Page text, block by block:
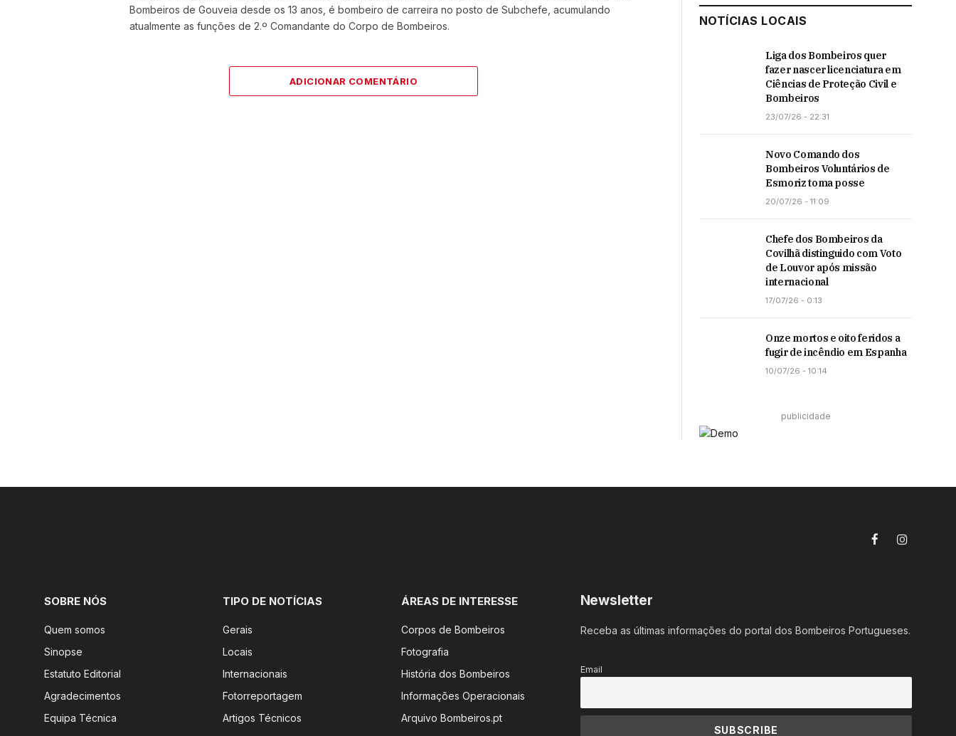
Bombeiros de Gouveia desde os 13 anos, é bombeiro de carreira no posto de Subchefe, acumulando
atualmente as funções de 2.º Comandante do Corpo de Bombeiros.
ADICIONAR COMENTÁRIO
NOTÍCIAS LOCAIS
Liga dos Bombeiros quer
fazer nascer licenciatura em
Ciências de Proteção Civil e
Bombeiros
23/07/26 - 22:31
Novo Comando dos
Bombeiros Voluntários de
Esmoriz toma posse
20/07/26 - 11:09
Chefe dos Bombeiros da
Covilhã distinguido com Voto
de Louvor após missão
internacional
17/07/26 - 0:13
Onze mortos e oito feridos a
fugir de incêndio em Espanha
10/07/26 - 10:14
publicidade
FacebookInstagram
SOBRE NÓS
Quem somos
Sinopse
Estatuto Editorial
Agradecimentos
Equipa Técnica
TIPO DE NOTÍCIAS
Gerais
Locais
Internacionais
Fotorreportagem
Artigos Técnicos
ÁREAS DE INTERESSE
Corpos de Bombeiros
Fotografia
História dos Bombeiros
Informações Operacionais
Arquivo Bombeiros.pt
Newsletter
Receba as últimas informações do portal dos Bombeiros Portugueses.
Email